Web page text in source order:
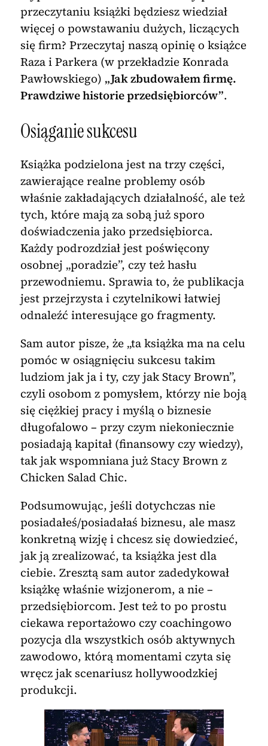
przeczytaniu książki będziesz wiedział
więcej o powstawaniu dużych, liczących
się firm? Przeczytaj naszą opinię o książce
Raza i Parkera (w przekładzie Konrada
Pawłowskiego) „Jak zbudowałem firmę.
Prawdziwe historie przedsiębiorców”.
Osiąganie sukcesu
Książka podzielona jest na trzy części,
zawierające realne problemy osób
właśnie zakładających działalność, ale też
tych, które mają za sobą już sporo
doświadczenia jako przedsiębiorca.
Każdy podrozdział jest poświęcony
osobnej „poradzie”, czy też hasłu
przewodniemu. Sprawia to, że publikacja
jest przejrzysta i czytelnikowi łatwiej
odnaleźć interesujące go fragmenty.
Sam autor pisze, że „ta książka ma na celu
pomóc w osiągnięciu sukcesu takim
ludziom jak ja i ty, czy jak Stacy Brown”,
czyli osobom z pomysłem, którzy nie boją
się ciężkiej pracy i myślą o biznesie
długofalowo – przy czym niekoniecznie
posiadają kapitał (finansowy czy wiedzy),
tak jak wspomniana już Stacy Brown z
Chicken Salad Chic.
Podsumowując, jeśli dotychczas nie
posiadałeś/posiadałaś biznesu, ale masz
konkretną wizję i chcesz się dowiedzieć,
jak ją zrealizować, ta książka jest dla
ciebie. Zresztą sam autor zadedykował
książkę właśnie wizjonerom, a nie –
przedsiębiorcom. Jest też to po prostu
ciekawa reportażowo czy coachingowo
pozycja dla wszystkich osób aktywnych
zawodowo, którą momentami czyta się
wręcz jak scenariusz hollywoodzkiej
produkcji.